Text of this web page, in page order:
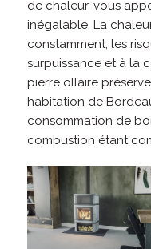
de chaleur, vous
inégalable. La
constamment, les
surpuissance et à la
pierre ollaire
habitation de
consommation de
combustion étant